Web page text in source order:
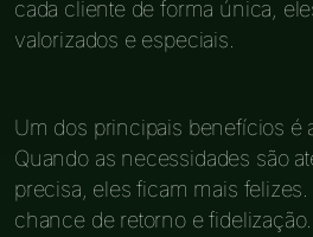
cada cliente de forma única,
valorizados e especiais.
Um dos principais benefícios é
Quando as necessidades são
precisa, eles ficam mais
chance de retorno e